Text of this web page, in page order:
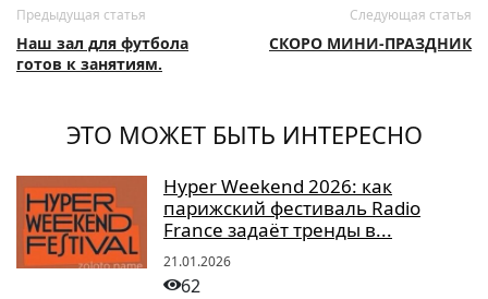
Предыдущая статья
Наш зал для футбола
готов к занятиям.
Следующая статья
СКОРО МИНИ-ПРАЗДНИК
ЭТО МОЖЕТ БЫТЬ ИНТЕРЕСНО
Hyper Weekend 2026: как
парижский фестиваль Radio
France задаёт тренды в...
21.01.2026
62